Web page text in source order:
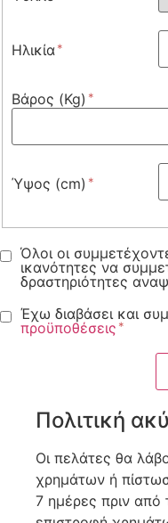
Ηλικία
Βάρος (Kg)
Ύψος (cm)
Όλοι οι
ικανότητες να
δραστηριότητες
Έχω διαβάσει και
προϋποθέσεις
Πολιτική
Οι πελάτες θα
χρημάτων ή
7 ημέρες πριν από